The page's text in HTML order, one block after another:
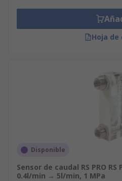
Hoja de
Disponible
Sensor de caudal RS PRO
0.4l/min → 5l/min, 1 MPa